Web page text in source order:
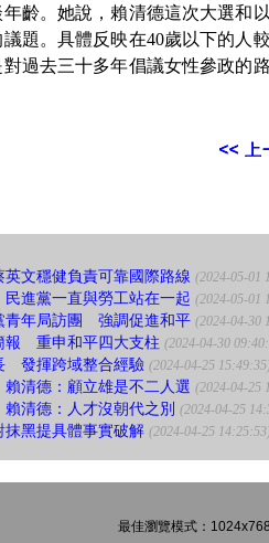
。她說，賴清德這次大選和
題。具體反映在40歲以下的人
過去三十多年倡議女性參政的
文穩健負責可靠國際路線 (2024-05-01
進黨一直與勞工站在一起 (2024-05-01
青年局訪團 強調促進和平 (2024-04-30
報 重申和平四大支柱 (2024-04-30
發揮跨域整合經驗 (2024-04-25
清德：顧立雄是不二人選 (2024-04-25
清德：人才沒朝代之別 (2024-04-25
抹黑提具體事實破解 (2024-04-25
最佳瀏覽模式：